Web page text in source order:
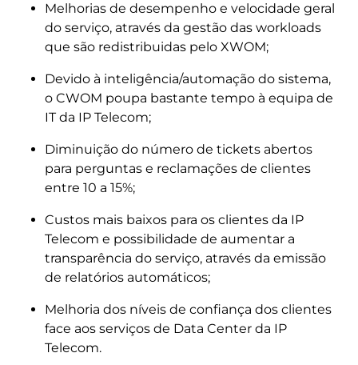
Melhorias de desempenho e velocidade geral
do serviço, através da gestão das workloads
que são redistribuidas pelo XWOM;
Devido à inteligência/automação do sistema,
o CWOM poupa bastante tempo à equipa de
IT da IP Telecom;
Diminuição do número de tickets abertos
para perguntas e reclamações de clientes
entre 10 a 15%;
Custos mais baixos para os clientes da IP
Telecom e possibilidade de aumentar a
transparência do serviço, através da emissão
de relatórios automáticos;
Melhoria dos níveis de confiança dos clientes
face aos serviços de Data Center da IP
Telecom.